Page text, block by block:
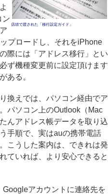
店頭で渡された「移行設定ガイド」
ン
プロードし、それをiPhone
際には「アドレス移行」とい
ず機種変更前に設定頂けます
ある。
換えでは、パソコン経由でア
パソコン上のOutlook（Mac
んアドレス帳データを取り込
手順で、実はauの携帯電話
こうした案内は、できれは発
ていれば、より安心できると
アカウントに連絡先を